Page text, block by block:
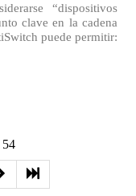
“dispositivos
clave en la cadena
puede permitir: